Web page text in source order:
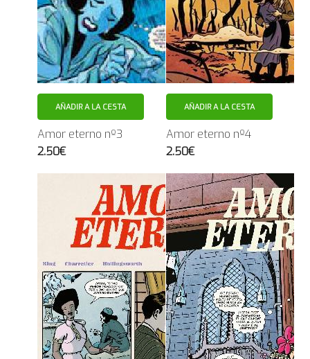
AÑADIR A LA CESTA
Amor eterno nº3
2.50€
AÑADIR A LA CESTA
Amor eterno nº4
2.50€